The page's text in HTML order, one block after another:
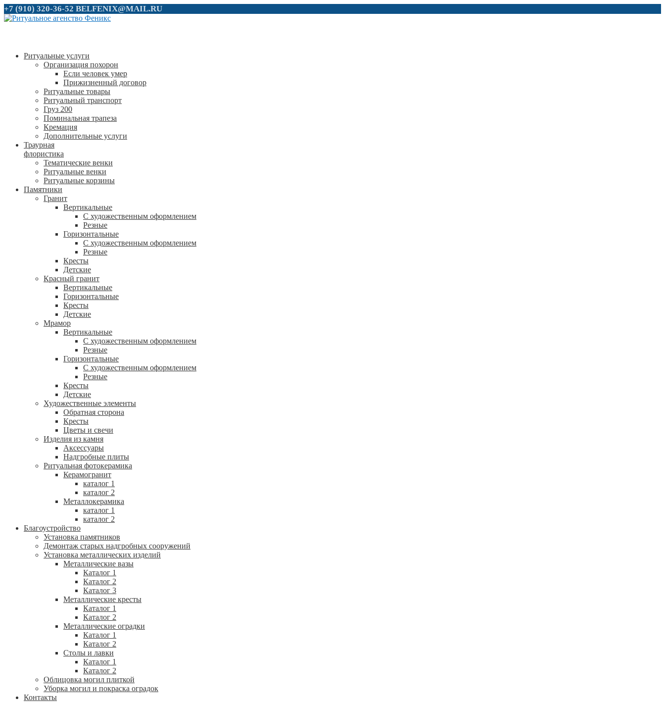
+7 (910) 320-36-52 BELFENIX@MAIL.RU
Ритуальные услуги
Организация похорон
Если человек умер
Прижизненный договор
Ритуальные товары
Ритуальный транспорт
Груз 200
Поминальная трапеза
Кремация
Дополнительные услуги
Траурная
флористика
Тематические венки
Ритуальные венки
Ритуальные корзины
Памятники
Гранит
Вертикальные
С художественным оформлением
Резные
Горизонтальные
С художественным оформлением
Резные
Кресты
Детские
Красный гранит
Вертикальные
Горизонтальные
Кресты
Детские
Мрамор
Вертикальные
С художественным оформлением
Резные
Горизонтальные
С художественным оформлением
Резные
Кресты
Детские
Художественные элементы
Обратная сторона
Кресты
Цветы и свечи
Изделия из камня
Аксессуары
Надгробные плиты
Ритуальная фотокерамика
Керамогранит
каталог 1
каталог 2
Металлокерамика
каталог 1
каталог 2
Благоустройство
Установка памятников
Демонтаж старых надгробных сооружений
Установка металлических изделий
Металлические вазы
Каталог 1
Каталог 2
Каталог 3
Металлические кресты
Каталог 1
Каталог 2
Металлические оградки
Каталог 1
Каталог 2
Столы и лавки
Каталог 1
Каталог 2
Облицовка могил плиткой
Уборка могил и покраска оградок
Контакты